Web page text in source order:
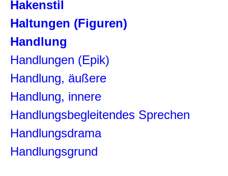
Hakenstil
Haltungen (Figuren)
Handlung
Handlungen (Epik)
Handlung, äußere
Handlung, innere
Handlungsbegleitendes Sprechen
Handlungsdrama
Handlungsgrund